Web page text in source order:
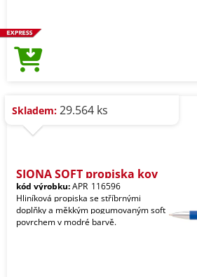
Skladem: 29.564 ks
SIONA SOFT propiska kov
kód výrobku:APR_116596
Hliníková propiska se stříbrnými
doplňky a měkkým pogumovaným soft
povrchem v modré barvě.